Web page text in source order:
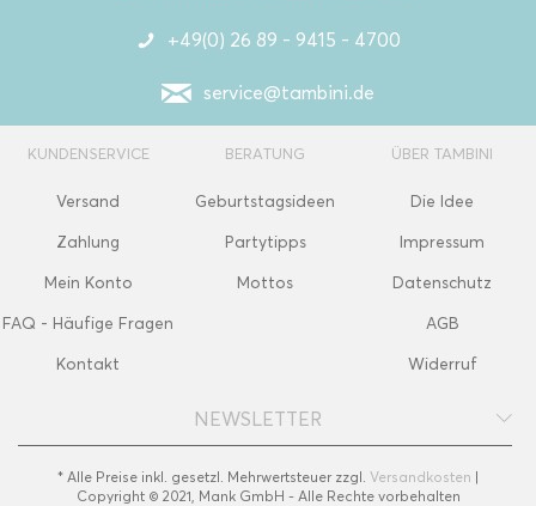
+49(0) 26 89 - 9415 - 4700
service@tambini.de
KUNDENSERVICE
Versand
Zahlung
Mein Konto
FAQ - Häufige Fragen
Kontakt
BERATUNG
Geburtstagsideen
Partytipps
Mottos
ÜBER TAMBINI
Die Idee
Impressum
Datenschutz
AGB
Widerruf
NEWSLETTER
* Alle Preise inkl. gesetzl. Mehrwertsteuer zzgl. Versandkosten |
Copyright © 2021, Mank GmbH - Alle Rechte vorbehalten